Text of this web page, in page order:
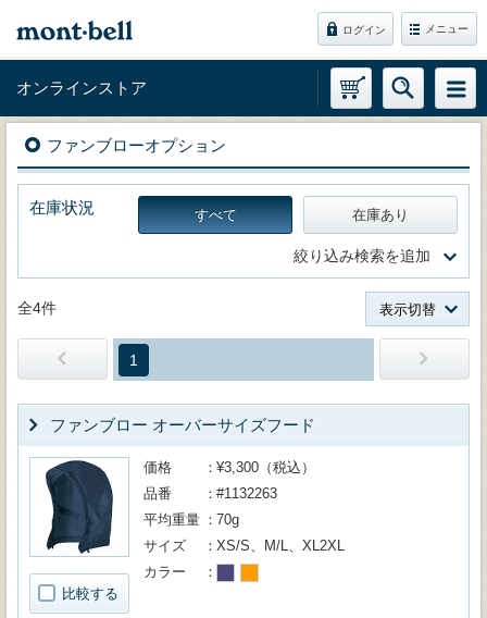
ログイン メニュー
オンラインストア
ファンブローオプション
在庫状況 すべて 在庫あり
絞り込み検索を追加
全4件 表示切替
1
ファンブロー オーバーサイズフード
比較する
価格
¥3,300（税込）
品番
#1132263
平均重量
70g
サイズ
XS/S、M/L、XL2XL
カラー